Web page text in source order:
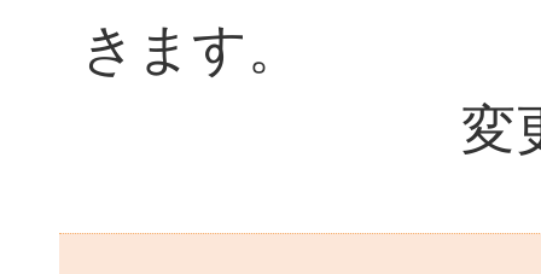
き
変更範囲